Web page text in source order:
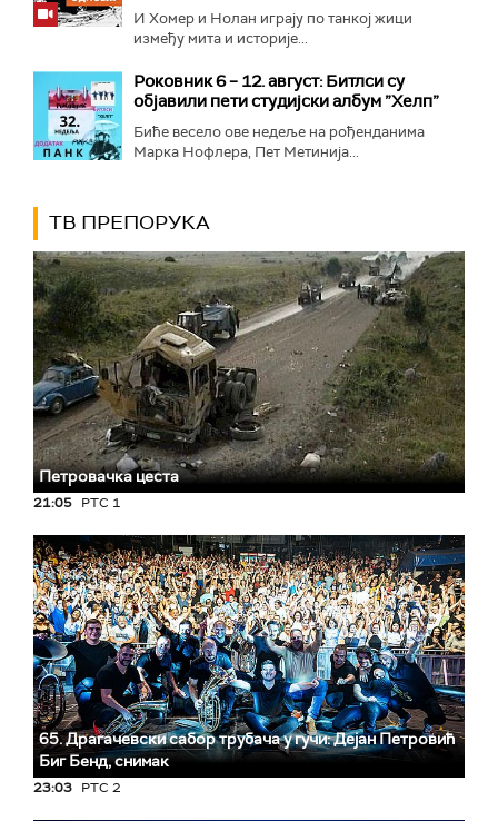
И Хомер и Нолан играју по танкој жици
између мита и историје...
Роковник 6 – 12. август: Битлси су
објавили пети студијски албум ”Хелп”
Биће весело ове недеље на рођенданима
Марка Нофлера, Пет Метинија...
ТВ ПРЕПОРУКА
Петровачка цеста
21:05 РТС 1
65. Драгачевски сабор трубача у гучи: Дејан Петровић
Биг Бeнд, снимак
23:03 РТС 2